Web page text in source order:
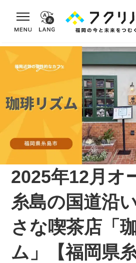
toggle navigation
2025年12月オ
糸島の国道沿
さな喫茶店「
ム」【福岡県糸